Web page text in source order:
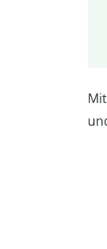
Mit